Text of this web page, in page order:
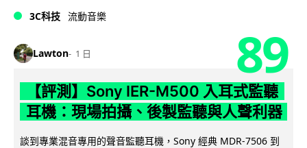
3C科技 流動音樂
Lawton 1 日 89
【評測】Sony IER-M500 入耳式監聽
耳機：現場拍攝、後製監聽與人聲利器
談到專業混音專用的聲音監聽耳機，Sony 經典 MDR-7506 到